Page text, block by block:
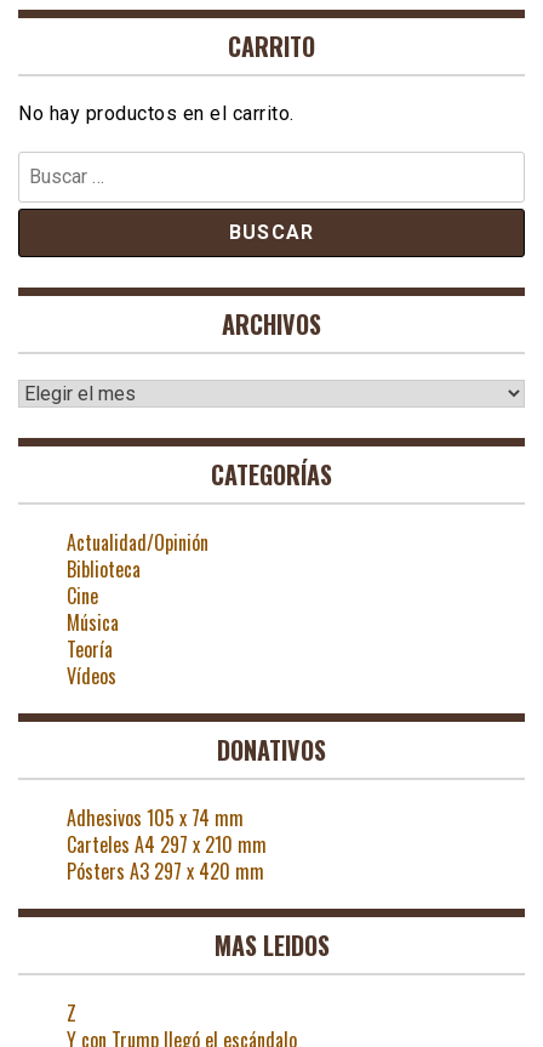
CARRITO
No hay productos en el carrito.
Buscar:
ARCHIVOS
Archivos
CATEGORÍAS
Actualidad/Opinión
Biblioteca
Cine
Música
Teoría
Vídeos
DONATIVOS
Adhesivos 105 x 74 mm
Carteles A4 297 x 210 mm
Pósters A3 297 x 420 mm
MAS LEIDOS
Z
Y con Trump llegó el escándalo